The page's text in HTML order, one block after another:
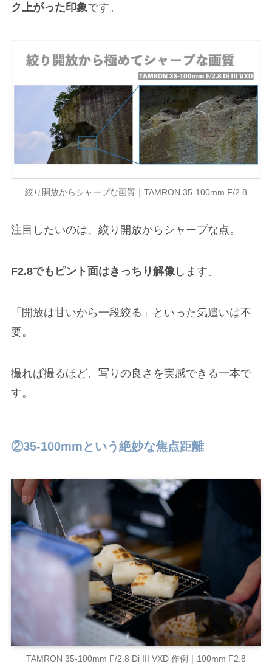
ク上がった印象です。
絞り開放からシャープな画質｜TAMRON 35-100mm F/2.8
注目したいのは、絞り開放からシャープな点。
F2.8でもピント面はきっちり解像 します。
「開放は甘いから一段絞る」といった気遣いは不
要。
撮れば撮るほど、写りの良さを実感できる一本で
す。
②35-100mmという絶妙な焦点距離
TAMRON 35-100mm F/2.8 Di III VXD 作例｜100mm F2.8